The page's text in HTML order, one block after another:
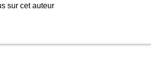
sur cet auteur